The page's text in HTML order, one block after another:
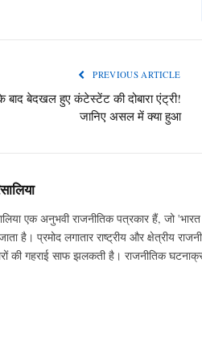
PREVIOUS ARTICLE
बाद बेदखल हुए कंटेस्टेंट की दोबारा एंट्री!
जानिए असल में क्या हुआ
एक अनुभवी राजनीतिक पत्रकार हैं, जो
है। प्रमोद लगातार राष्ट्रीय और क्षेत्रीय
की गहराई साफ झलकती है। राजनीतिक